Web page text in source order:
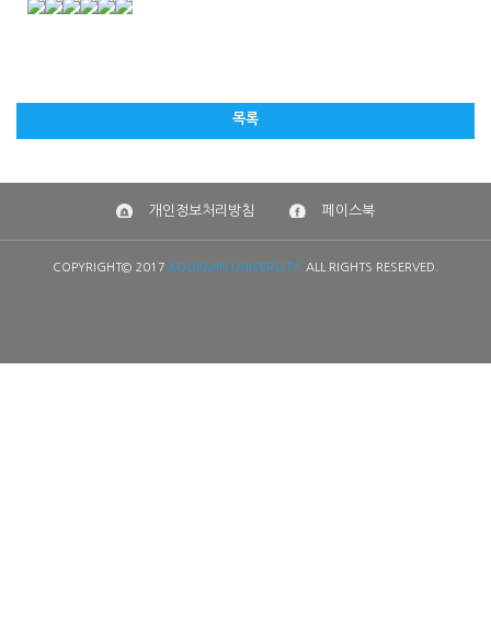
목록
개인정보처리방침 페이스북
COPYRIGHT© 2017 KOOKMIN UNIVERSITY. ALL RIGHTS RESERVED.